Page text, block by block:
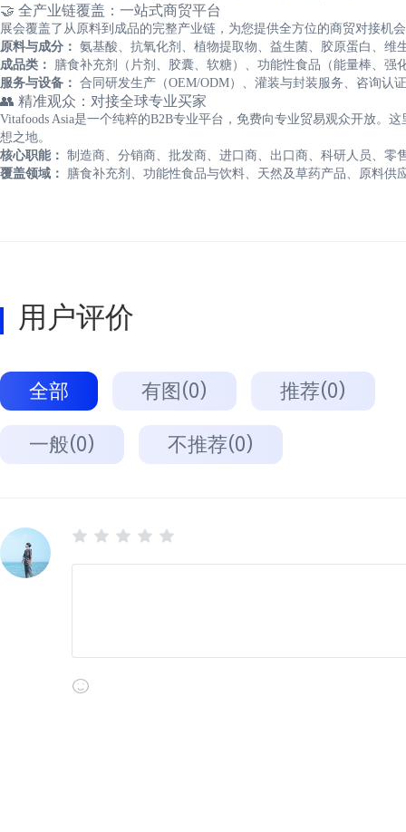
🤝 全产业链覆盖：一站式商贸平台
展会覆盖了从原料到成品的完整产业链，为您提供全方位的商贸对接机
原料与成分： 氨基酸、抗氧化剂、植物提取物、益生菌、胶原蛋白、维
成品类：
膳食补充剂（片剂、胶囊、软糖）、功能性食品（能量棒、
服务与设备： 合同研发生产（OEM/ODM）、灌装与封装服务、咨询认
👥 精准观众：对接全球专业买家
Vitafoods Asia是一个纯粹的B2B专业平台，免费向专业贸易观众开放。
想之地。
核心职能： 制造商、分销商、批发商、进口商、出口商、科研人员、零
覆盖领域：
膳食补充剂、功能性食品与饮料、天然及草药产品、原料供
用户评价
全部 有图(0) 推荐(0)
一般(0) 不推荐(0)